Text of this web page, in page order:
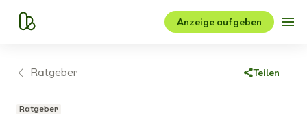
Anzeige aufgeben
Ratgeber Teilen
Ratgeber